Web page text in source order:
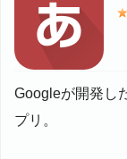
Googleが開発し
プリ。